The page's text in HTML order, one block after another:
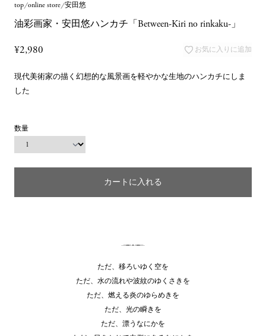
top online store 安田悠
油彩画家・安田悠ハンカチ「Between-Kiri no rinkaku-」
¥2,980 お気に入りに追加
現代美術家の描く幻想的な風景画を軽やかな生地のハンカチにしま
した
数量
カートに入れる
ただ、移ろいゆく空を
ただ、水の流れや波紋のゆくさきを
ただ、燃える炎のゆらめきを
ただ、光の瞬きを
ただ、漂うなにかを